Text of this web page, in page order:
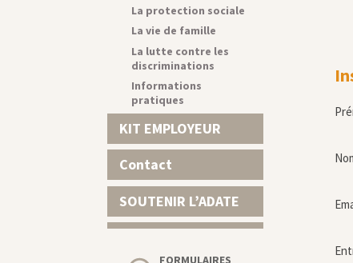
La protection sociale
La vie de famille
La lutte contre les
discriminations
Informations
pratiques
KIT EMPLOYEUR
Contact
SOUTENIR L’ADATE
FORMULAIRES